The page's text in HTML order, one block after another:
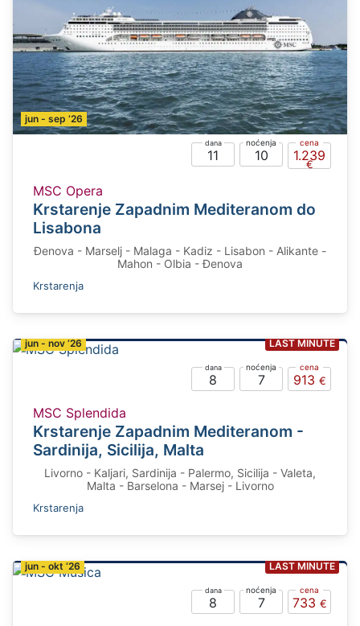
jun - sep ‘26
11 10 1.239
MSC Opera
Krstarenje Zapadnim Mediteranom do
Lisabona
Đenova - Marselj - Malaga - Kadiz - Lisabon - Alikante -
Mahon - Olbia - Đenova
Krstarenja
jun - nov ‘26 LAST MINUTE
8 7 913
MSC Splendida
Krstarenje Zapadnim Mediteranom -
Sardinija, Sicilija, Malta
Livorno - Kaljari, Sardinija - Palermo, Sicilija - Valeta,
Malta - Barselona - Marsej - Livorno
Krstarenja
jun - okt ‘26
LAST MINUTE
8 7 733